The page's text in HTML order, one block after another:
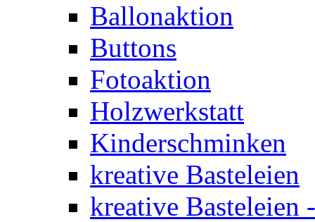
Ballonaktion
Buttons
Fotoaktion
Holzwerkstatt
Kinderschminken
kreative Basteleien
kreative Basteleien